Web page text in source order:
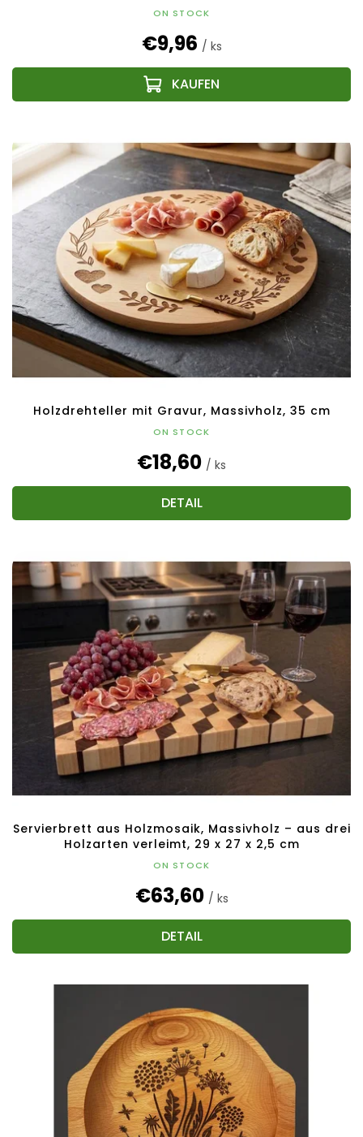
ON STOCK
€9,96 / ks
Holzdrehteller mit Gravur, Massivholz, 35 cm
ON STOCK
€18,60 / ks
DETAIL
Servierbrett aus Holzmosaik, Massivholz – aus drei
Holzarten verleimt, 29 x 27 x 2,5 cm
ON STOCK
€63,60 / ks
DETAIL